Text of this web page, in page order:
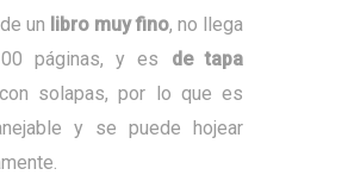
un libro muy fino, no llega
páginas, y es de tapa
con solapas, por lo que es
y se puede hojear